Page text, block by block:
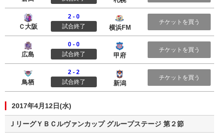
Ｃ大阪
2 - 0
試合終了
横浜FM
チケットを買う
サンフレッチェ広島
広島
0 - 0
試合終了
甲府
チケットを買う
サガン鳥栖
鳥栖
2 - 2
試合終了
新潟
チケットを買う
2017年4月12日(水)
ＪリーグＹＢＣルヴァンカップ グループステージ 第２節